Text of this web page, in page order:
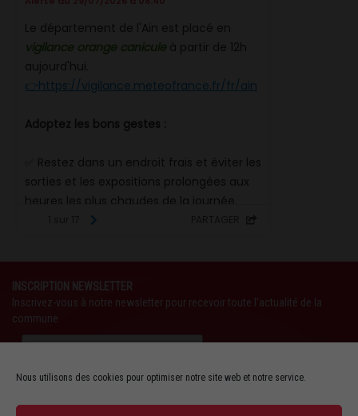
Nous utilisons des cookies pour optimiser notre site web et notre service.
INSCRIPTION NEWSLETTER
Inscrivez-vous à notre newsletter pour recevoir toute l'actualité de la
commune